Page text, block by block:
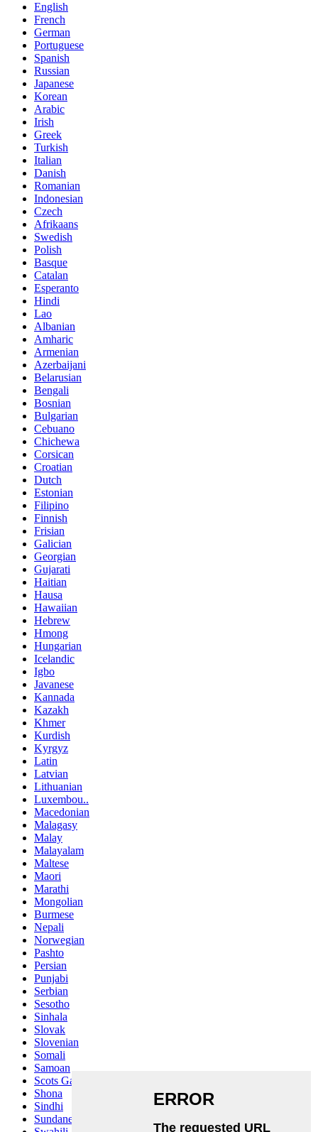
English
French
German
Portuguese
Spanish
Russian
Japanese
Korean
Arabic
Irish
Greek
Turkish
Italian
Danish
Romanian
Indonesian
Czech
Afrikaans
Swedish
Polish
Basque
Catalan
Esperanto
Hindi
Lao
Albanian
Amharic
Armenian
Azerbaijani
Belarusian
Bengali
Bosnian
Bulgarian
Cebuano
Chichewa
Corsican
Croatian
Dutch
Estonian
Filipino
Finnish
Frisian
Galician
Georgian
Gujarati
Haitian
Hausa
Hawaiian
Hebrew
Hmong
Hungarian
Icelandic
Igbo
Javanese
Kannada
Kazakh
Khmer
Kurdish
Kyrgyz
Latin
Latvian
Lithuanian
Luxembou..
Macedonian
Malagasy
Malay
Malayalam
Maltese
Maori
Marathi
Mongolian
Burmese
Nepali
Norwegian
Pashto
Persian
Punjabi
Serbian
Sesotho
Sinhala
Slovak
Slovenian
Somali
Samoan
Scots Gaelic
Shona
Sindhi
Sundanese